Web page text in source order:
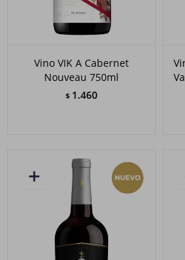
Vino VIK A Cabernet
Nouveau 750ml
$ 1.460